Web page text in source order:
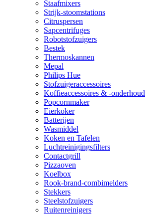
Staafmixers
Strijk-stoomstations
Citruspersen
Sapcentrifuges
Robotstofzuigers
Bestek
Thermoskannen
Mepal
Philips Hue
Stofzuigeraccessoires
Koffieaccessoires & -onderhoud
Popcornmaker
Eierkoker
Batterijen
Wasmiddel
Koken en Tafelen
Luchtreinigingsfilters
Contactgrill
Pizzaoven
Koelbox
Rook-brand-combimelders
Stekkers
Steelstofzuigers
Ruitenreinigers